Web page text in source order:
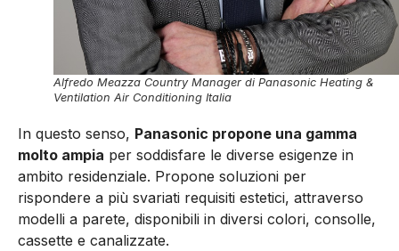
Alfredo Meazza Country Manager di Panasonic Heating &
Ventilation Air Conditioning Italia
In questo senso, Panasonic propone una gamma
molto ampia per soddisfare le diverse esigenze in
ambito residenziale. Propone soluzioni per
rispondere a più svariati requisiti estetici, attraverso
modelli a parete, disponibili in diversi colori, consolle,
cassette e canalizzate.